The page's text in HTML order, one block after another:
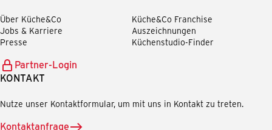
Über Küche&Co
Jobs & Karriere
Presse
Küche&Co Franchise
Auszeichnungen
Küchenstudio-Finder
Partner-Login
KONTAKT
Nutze unser Kontaktformular, um mit uns in Kontakt zu treten.
Kontaktanfrage